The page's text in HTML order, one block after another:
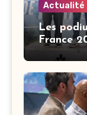
Actualité
Les
France